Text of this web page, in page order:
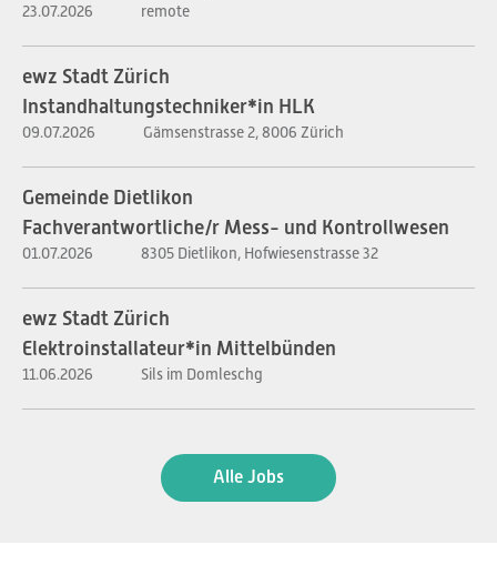
23.07.2026 remote
ewz Stadt Zürich
Instandhaltungstechniker*in HLK
09.07.2026 Gämsenstrasse 2, 8006 Zürich
Gemeinde Dietlikon
Fachverantwortliche/r Mess- und Kontrollwesen
01.07.2026 8305 Dietlikon, Hofwiesenstrasse 32
ewz Stadt Zürich
Elektroinstallateur*in Mittelbünden
11.06.2026 Sils im Domleschg
Alle Jobs